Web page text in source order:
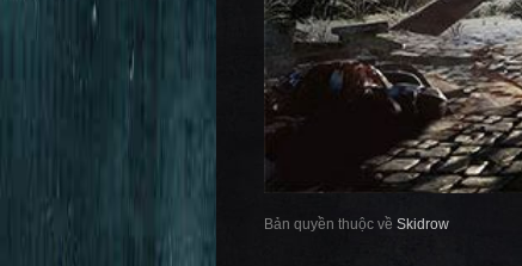
Bản quyền thuộc về Skidrow